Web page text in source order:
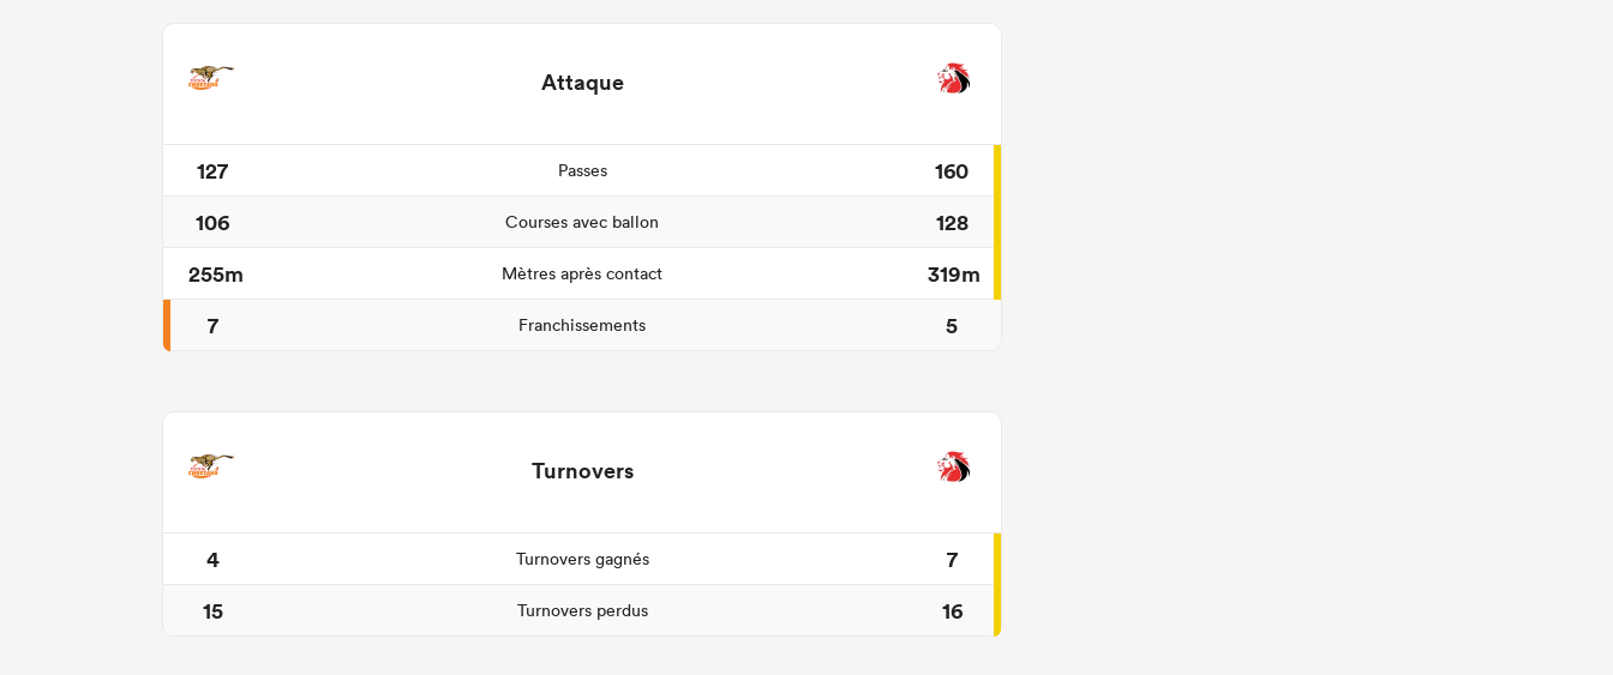
Attaque
127 Passes
160
106
Courses avec ballon
128
255m
Mètres après contact
319m
7
Franchissements 5
Turnovers
4 Turnovers gagnés
7
15
Turnovers perdus 16